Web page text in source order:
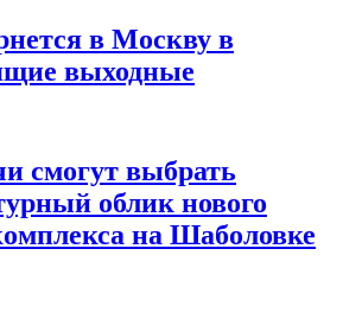
в Москву в
выходные
смогут выбрать
облик нового
на Шаболовке